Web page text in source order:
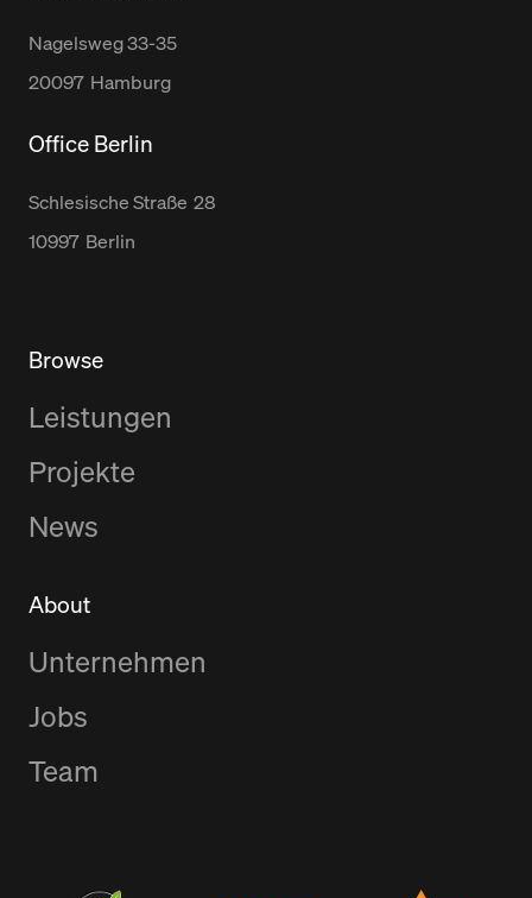
Nagelsweg33-35
20097 Hamburg
Office Berlin
Schlesische Straße 28
10997 Berlin
Browse
Leistungen
Projekte
News
About
Unternehmen
Jobs
Team